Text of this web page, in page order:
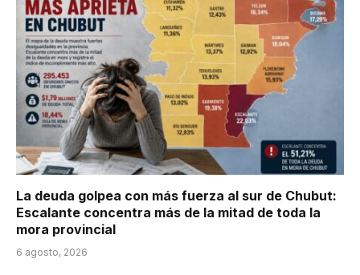
La deuda golpea con más fuerza al sur de Chubut:
Escalante concentra más de la mitad de toda la
mora provincial
6 agosto, 2026